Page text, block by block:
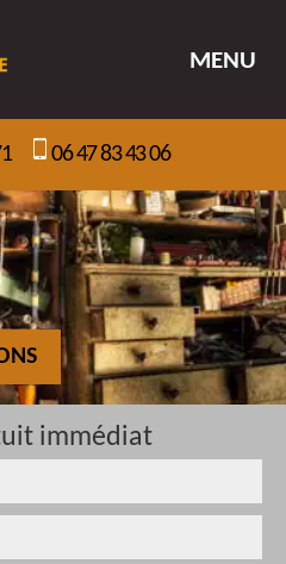
MENU
06 47 83 43 06
immédiat